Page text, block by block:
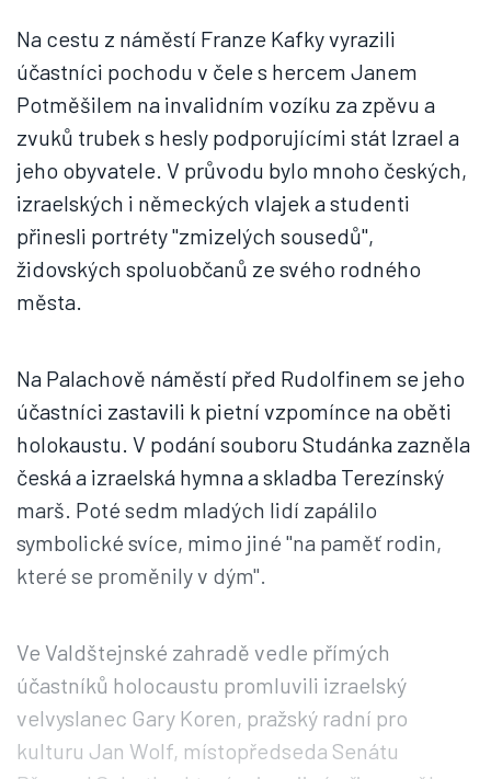
Na cestu z náměstí Franze Kafky vyrazili
účastníci pochodu v čele s hercem Janem
Potměšilem na invalidním vozíku za zpěvu a
zvuků trubek s hesly podporujícími stát Izrael a
jeho obyvatele. V průvodu bylo mnoho českých,
izraelských i německých vlajek a studenti
přinesli portréty "zmizelých sousedů",
židovských spoluobčanů ze svého rodného
města.
Na Palachově náměstí před Rudolfinem se jeho
účastníci zastavili k pietní vzpomínce na oběti
holokaustu. V podání souboru Studánka zazněla
česká a izraelská hymna a skladba Terezínský
marš. Poté sedm mladých lidí zapálilo
symbolické svíce, mimo jiné "na paměť rodin,
které se proměnily v dým".
Ve Valdštejnské zahradě vedle přímých
účastníků holocaustu promluvili izraelský
velvyslanec Gary Koren, pražský radní pro
kulturu Jan Wolf, místopředseda Senátu